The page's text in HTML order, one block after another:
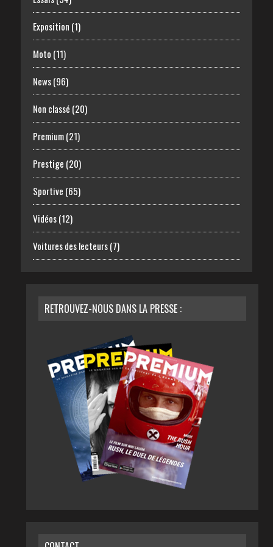
Exposition (1)
Moto (11)
News(96)
Non classé (20)
Premium(21)
Prestige (20)
Sportive (65)
Vidéos(12)
Voitures des lecteurs(7)
RETROUVEZ-NOUS DANS LA PRESSE :